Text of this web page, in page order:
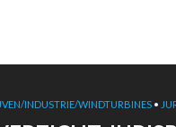
INDUSTRIE/WINDTURBINES •